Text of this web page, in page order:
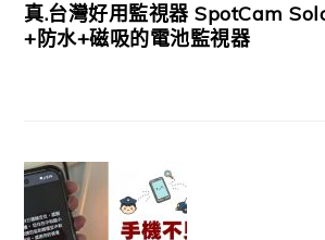
真.台灣好用監視器 SpotCam
+防水+磁吸的電池監視器